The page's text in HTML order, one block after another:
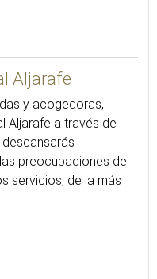
Aljarafe
y acogedoras,
Aljarafe a través de
descansarás
preocupaciones del
servicios, de la más